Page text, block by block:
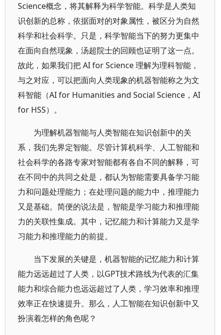
Science概念，将其解释为科学智能。科学是人类知
识创新的总称，依据面对的对象属性，被区分为自然
科学和社会科学。只是，科学智能当下的努力更集中
在面向自然现象，汤超院士的回顾也证明了这一点。
故此，如果我们把 AI for Science 理解为理科智能，
与之对应，可以把面向人类现象的机器智能称之为文
科智能（AI for Humanities and Social Science，AI
for HSS）。
为理解机器智能与人类智能在知识创新中的关
系，我们先界定智能。尽管计算机科学、人工智能和
社会科学的各路专家对智能都有各自不同的解释，可
在不同中的共同之处是，都认为智能需要具备学习能
力和问题处理能力；在处理问题的能力中，推理能力
又是基础。简便的说法是，智能是学习能力和推理能
力的关联性集成。其中，记忆能力和计算能力又是学
习能力和推理能力的前提。
当下发展的关键是，机器智能的记忆能力和计算
能力远远超过了人类，以GPT技术路线为代表的汇集
能力和综合能力也远远超过了人类，学习效率和推理
效率正在快速提升。那么，人工智能在知识创新中又
扮演着怎样的角色呢？